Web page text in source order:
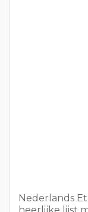
Nederlands
heerlijke lijst